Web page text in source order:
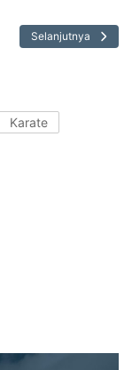
Selanjutnya
Karate